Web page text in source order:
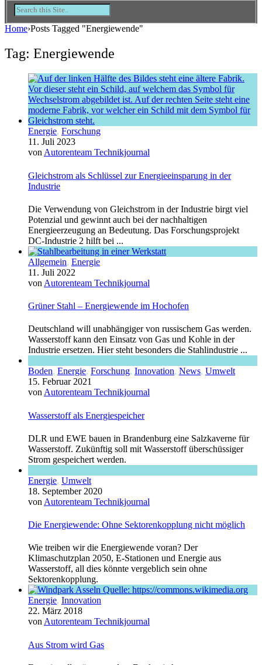
Home›Posts Tagged "Energiewende"
Tag: Energiewende
Energie, Forschung
11. Juli 2023
von Autorenteam Technikjournal
Gleichstrom als Schlüssel zur Energieeinsparung in der
Industrie
Die Verwendung von Gleichstrom in der Industrie birgt viel
Potenzial und gewinnt auch bei der nachhaltigen
Energieerzeugung an Bedeutung. Das Forschungsprojekt
DC-Industrie 2 hilft bei ...
Allgemein, Energie
11. Juli 2022
von Autorenteam Technikjournal
Grüner Stahl – Energiewende im Hochofen
Deutschland will unabhängiger von russischem Gas werden.
Wasserstoff kann den Einsatz von Gas und Kohle in der
Industrie ersetzen. Hier steht besonders die Stahlindustrie ...
Boden, Energie, Forschung, Innovation, News, Umwelt
15. Februar 2021
von Autorenteam Technikjournal
Wasserstoff als Energiespeicher
DLR und EWE bauen in Brandenburg eine Salzkaverne für
Wasserstoff. Zukünftig soll mit Wasserstoff überschüssiger
Strom gespeichert werden.
Energie, Umwelt
18. September 2020
von Autorenteam Technikjournal
Die Energiewende: Ohne Sektorenkopplung nicht möglich
Wie treiben wir die Energiewende voran? Der
Klimaschutzplan 2050, E-Stationen und Energie aus
Wasserstoff, all dies könnte vergeblich sein ohne
Sektorenkopplung.
Energie, Innovation
22. März 2018
vonAutorenteam Technikjournal
Aus Strom wird Gas